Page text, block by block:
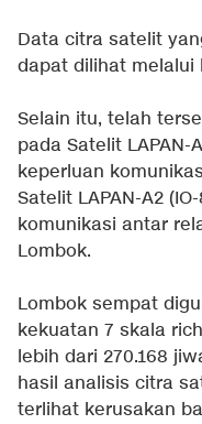
Data citra satelit
dapat dilihat melalui
Selain itu, telah
pada Satelit LAPAN-
keperluan
Satelit LAPAN-A2
komunikasi antar
Lombok.
Lombok sempat
kekuatan 7 skala
lebih dari 270.168
hasil analisis citra
terlihat kerusakan